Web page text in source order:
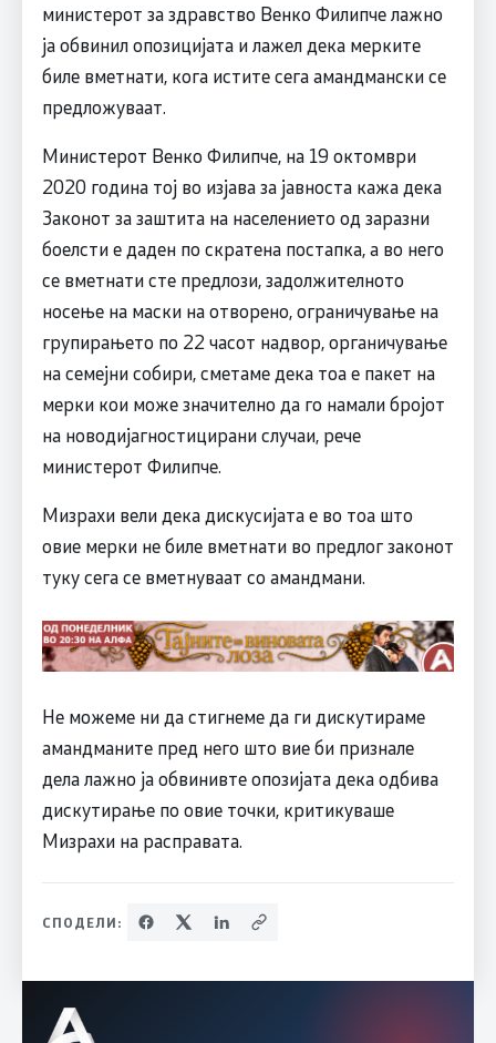
министерот за здравство Венко Филипче лажно
ја обвинил опозицијата и лажел дека мерките
биле вметнати, кога истите сега амандмански се
предложуваат.
Министерот Венко Филипче, на 19 октомври
2020 година тој во изјава за јавноста кажа дека
Законот за заштита на населението од заразни
боелсти е даден по скратена постапка, a во него
се вметнати сте предлози, задолжителното
носење на маски на отворено, ограничување на
групирањето по 22 часот надвор, органичување
на семејни собири, сметаме дека тоа е пакет на
мерки кои може значително да го намали бројот
на новодијагностицирани случаи, рече
министерот Филипче.
Мизрахи вели дека дискусијата е во тоа што
овие мерки не биле вметнати во предлог законот
туку сега се вметнуваат со амандмани.
Не можеме ни да стигнеме да ги дискутираме
амандманите пред него што вие би признале
дела лажно ја обвинивте опозијата дека одбива
дискутирање по овие точки, критикуваше
Мизрахи на расправата.
СПОДЕЛИ: